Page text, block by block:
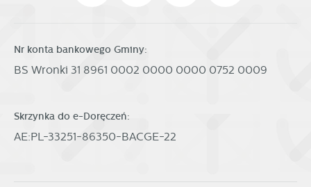
Nr konta bankowego Gminy:
BS Wronki 31 8961 0002 0000 0000 0752 0009
Skrzynka do e-Doręczeń:
AE:PL-33251-86350-BACGE-22